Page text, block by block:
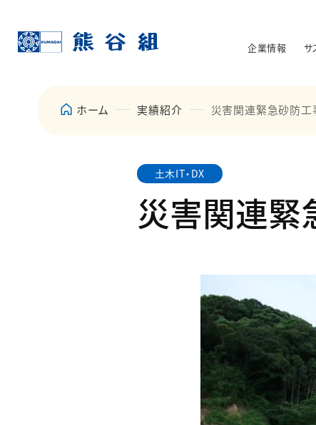
企業情報 サ
ホーム 実績紹介 災害関連緊急砂防工
土木IT・DX
災害関連緊